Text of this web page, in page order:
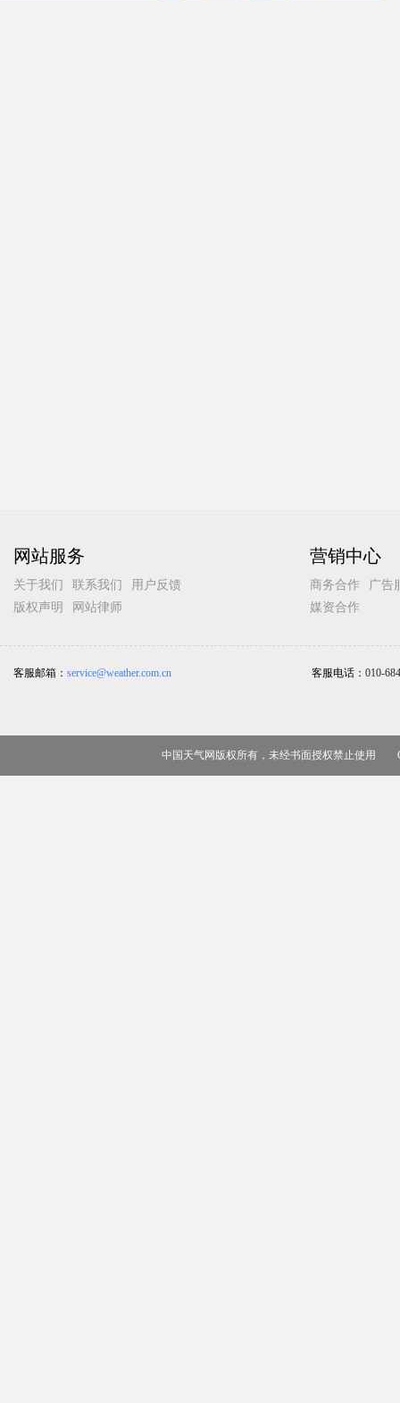
网站服务
关于我们 联系我们
用户反馈
版权声明
网站律师
营销中心
商务合作
广告
媒资合作
客服邮箱： service@weather.com.cn 客服电话： 010-
中国天气网版权所有，未经书面授权禁止使用